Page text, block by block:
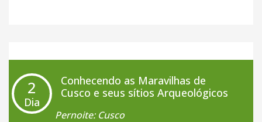
de um jeito independente.
2
Dia
Conhecendo as Maravilhas de
Cusco e seus sítios Arqueológicos
Pernoite: Cusco